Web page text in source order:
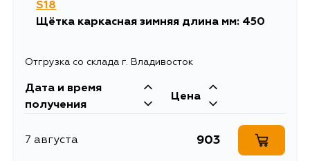
S18
Щётка каркасная зимняя длина мм: 450
Отгрузка со склада г. Владивосток
Дата и время
получения
Цена
7 августа 903